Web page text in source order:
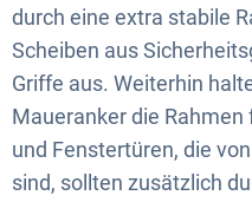
durch eine extra stabile
Scheiben aus
Griffe aus. Weiterhin
Maueranker die
und Fenstertüren, die
sind, sollten zusätzlich